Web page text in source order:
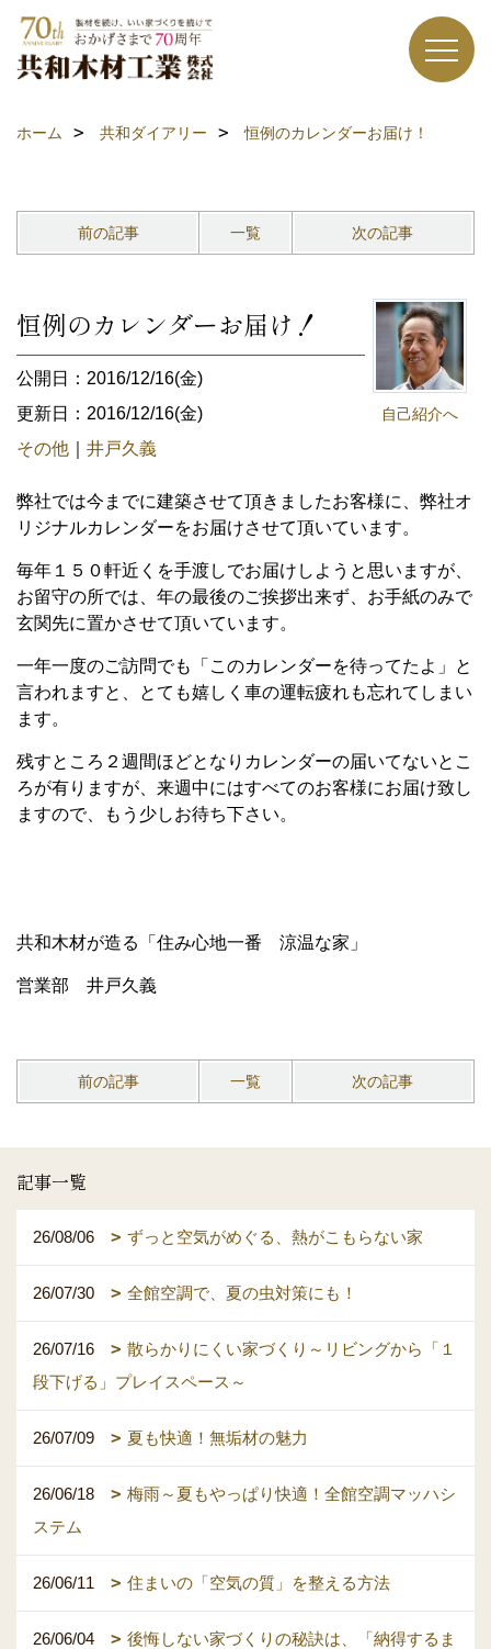
ホーム 共和ダイアリー 恒例のカレンダーお届け！
前の記事 一覧 次の記事
自己紹介へ
恒例のカレンダーお届け！
公開日：2016/12/16(金)
更新日：2016/12/16(金)
その他
井戸久義
弊社では今までに建築させて頂きましたお客様に、弊社オ
リジナルカレンダーをお届けさせて頂いています。
毎年１５０軒近くを手渡しでお届けしようと思いますが、
お留守の所では、年の最後のご挨拶出来ず、お手紙のみで
玄関先に置かさせて頂いています。
一年一度のご訪問でも「このカレンダーを待ってたよ」と
言われますと、とても嬉しく車の運転疲れも忘れてしまい
ます。
残すところ２週間ほどとなりカレンダーの届いてないとこ
ろが有りますが、来週中にはすべてのお客様にお届け致し
ますので、もう少しお待ち下さい。
共和木材が造る「住み心地一番 涼温な家」
営業部 井戸久義
前の記事 一覧 次の記事
記事一覧
26/08/06 ずっと空気がめぐる、熱がこもらない家
26/07/30 全館空調で、夏の虫対策にも！
26/07/16
散らかりにくい家づくり～リビングから「１
段下げる」プレイスペース～
26/07/09 夏も快適！無垢材の魅力
26/06/18
梅雨～夏もやっぱり快適！全館空調マッハシ
ステム
26/06/11 住まいの「空気の質」を整える方法
26/06/04
後悔しない家づくりの秘訣は、「納得するま